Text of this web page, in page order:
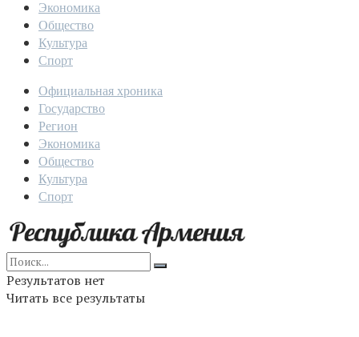
Экономика
Общество
Культура
Спорт
Официальная хроника
Государство
Регион
Экономика
Общество
Культура
Спорт
Результатов нет
Читать все результаты